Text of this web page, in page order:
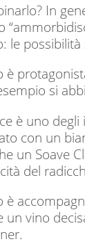
In
le
è
si
è uno
con un
un Soave
del
è
un vino